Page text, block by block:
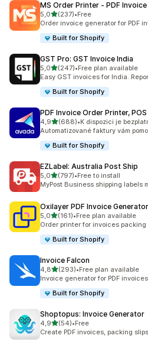
MS Order Printer ‑ PDF Invoice
5,0z 5 hvězd
(237)
Celkový počet recenzí: 237
•Free
Order invoice generator for PDF
Built for Shopify
GST Pro: GST Invoice India
5,0z 5 hvězd
(247)
Celkový počet recenzí: 247
•Free plan available
Easy GST invoices for India.
Built for Shopify
PDF Invoice Order Printer, POS
4,9z 5 hvězd
(688)
Celkový počet recenzí: 688
•K dispozici je
Automatizované faktury vám
Built for Shopify
EZLabel: Australia Post Ship
5,0z 5 hvězd
(797)
Celkový počet recenzí: 797
•Free to install
MyPost Business shipping labels
Oxilayer PDF Invoice Generator
5,0z 5 hvězd
(161)
Celkový počet recenzí: 161
•Free plan available
Order printer for invoices
Built for Shopify
Invoice Falcon
4,8z 5 hvězd
(293)
Celkový počet recenzí: 293
•Free plan available
Invoice generator for PDF
Built for Shopify
Shoptopus: Invoice Generator
4,9z 5 hvězd
(54)
Celkový počet recenzí: 54
•Free
Create PDF invoices, packing